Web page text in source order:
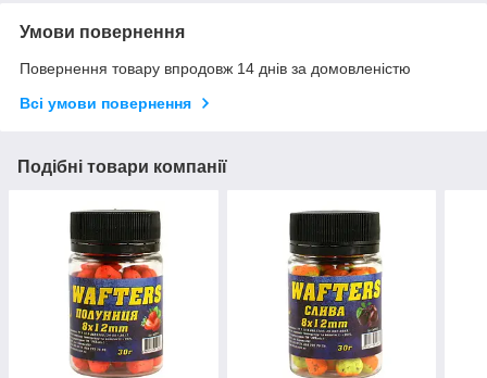
Умови повернення
Повернення товару впродовж 14 днів за домовленістю
Всі умови повернення
Подібні товари компанії